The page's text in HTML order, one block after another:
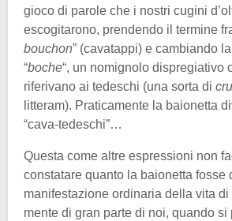
gioco di parole che i nostri cugini
escogitarono, prendendo il termine
bouchon” (cavatappi) e cambiando
“boche“, un nomignolo dispregiativo
riferivano ai tedeschi (una sorta di
litteram). Praticamente la baionetta
“cava-tedeschi”…
Questa come altre espressioni non
constatare quanto la baionetta fosse
manifestazione ordinaria della vita di
mente di gran parte di noi, quando si